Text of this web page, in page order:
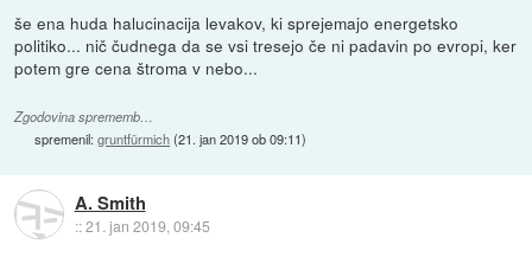
še ena huda halucinacija levakov, ki sprejemajo energetsko
politiko... nič čudnega da se vsi tresejo če ni padavin po evropi, ker
potem gre cena štroma v nebo...
Zgodovina sprememb…
spremenil:gruntfürmich(21. jan 2019 ob 09:11)
A. Smith
::21. jan 2019, 09:45